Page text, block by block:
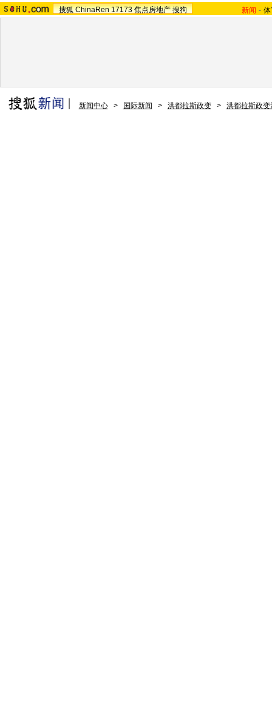
搜狐 ChinaRen 17173 焦点房地产 搜狗 新闻 -
新闻中心 > 国际新闻 > 洪都拉斯政变 > 洪都拉斯政变